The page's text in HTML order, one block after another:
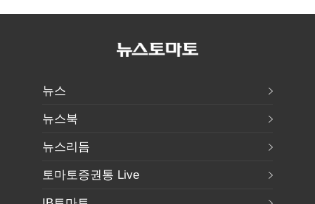
똘똘한 한 채'
없으면 '공수표'
부사장 내정
뉴스
뉴스북
뉴스리듬
토마토증권통 Live